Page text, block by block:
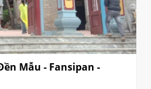
Mẫu - Fansipan -